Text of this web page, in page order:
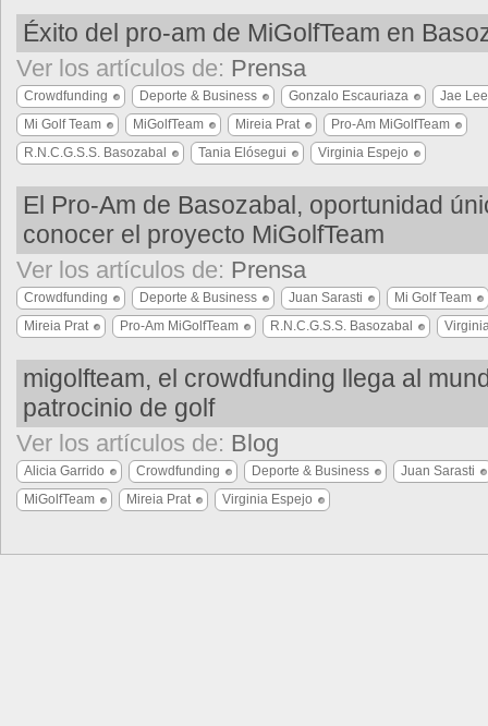
Éxito del pro-am de MiGolfTeam en
Ver los artículos de: Prensa
Crowdfunding Deporte & Business Gonzalo Escauriaza
Jae Lee
Mi Golf Team
MiGolfTeam Mireia Prat
Pro-Am MiGolfTeam
R.N.C.G.S.S. Basozabal
Tania Elósegui Virginia Espejo
El Pro-Am de Basozabal, oportunidad
conocer el proyecto MiGolfTeam
Ver los artículos de: Prensa
Crowdfunding Deporte & Business Juan Sarasti
Mi Golf Team
Mireia Prat
Pro-Am MiGolfTeam R.N.C.G.S.S. Basozabal
migolfteam, el crowdfunding llega al
patrocinio de golf
Ver los artículos de: Blog
Alicia Garrido Crowdfunding Deporte & Business
Juan Sarasti
MiGolfTeam
Mireia Prat Virginia Espejo